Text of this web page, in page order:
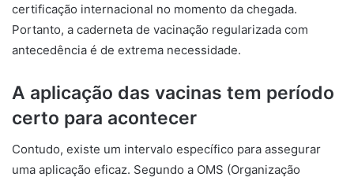
certificação internacional no momento da chegada.
Portanto, a caderneta de vacinação regularizada com
antecedência é de extrema necessidade.
A aplicação das vacinas tem período
certo para acontecer
Contudo, existe um intervalo específico para assegurar
uma aplicação eficaz. Segundo a OMS (Organização